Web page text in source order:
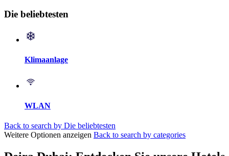
Die beliebtesten
Klimaanlage
WLAN
Back to search by Die beliebtesten
Weitere Optionen anzeigen Back to search by categories